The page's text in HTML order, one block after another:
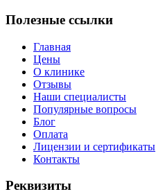
Полезные ссылки
Главная
Цены
О клинике
Отзывы
Наши специалисты
Популярные вопросы
Блог
Оплата
Лицензии и сертификаты
Контакты
Реквизиты